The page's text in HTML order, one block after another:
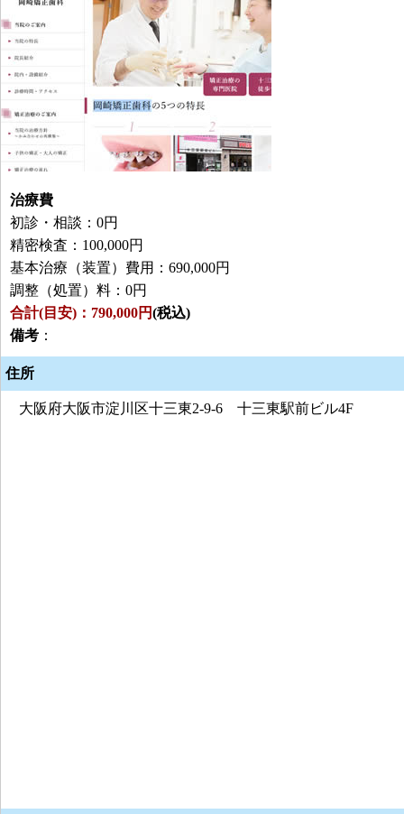
治療費
初診・相談：0円
精密検査：100,000円
基本治療（装置）費用：690,000円
調整（処置）料：0円
合計(目安)：790,000円(税込)
備考 ：
住所
大阪府大阪市淀川区十三東2-9-6 十三東駅前ビル4F